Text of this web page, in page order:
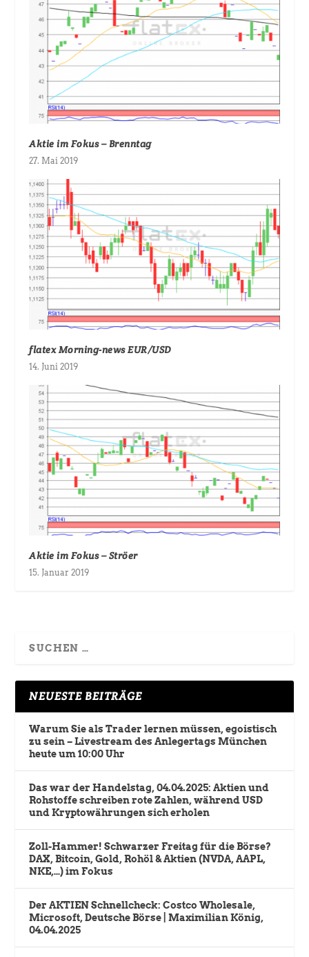
Aktie im Fokus – Brenntag
27. Mai 2019
flatex Morning-news EUR/USD
14. Juni 2019
Aktie im Fokus – Ströer
15. Januar 2019
NEUESTE BEITRÄGE
Warum Sie als Trader lernen müssen, egoistisch
zu sein – Livestream des Anlegertags München
heute um 10:00 Uhr
Das war der Handelstag, 04.04.2025: Aktien und
Rohstoffe schreiben rote Zahlen, während USD
und Kryptowährungen sich erholen
Zoll-Hammer! Schwarzer Freitag für die Börse?
DAX, Bitcoin, Gold, Rohöl & Aktien (NVDA, AAPL,
NKE,…) im Fokus
Der AKTIEN Schnellcheck: Costco Wholesale,
Microsoft, Deutsche Börse | Maximilian König,
04.04.2025